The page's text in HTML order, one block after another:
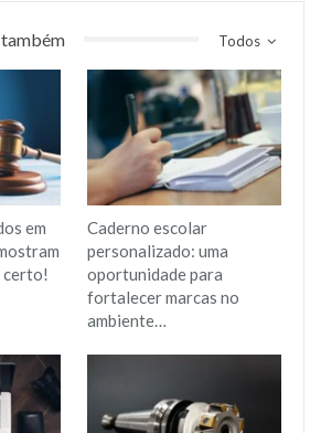
Todos
em
certo!
Caderno escolar
personalizado: uma
oportunidade para
fortalecer marcas no
ambiente…